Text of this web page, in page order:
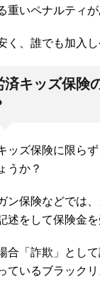
重いペナルティが
く、誰でも加入
済キッズ保険
ッズ保険に限ら
うか？
ン保険などでは
述をして保険金
合「詐欺」とし
ているブラック